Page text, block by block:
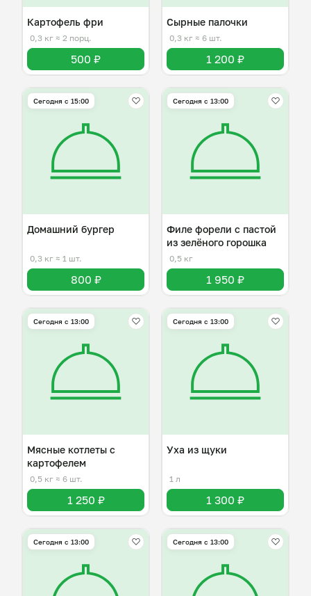
Картофель фри
0,3 кг ≈ 2 порц.
500 ₽
Сырные палочки
0,3 кг ≈ 6 шт.
1 200 ₽
Сегодня с 15:00
Домашний бургер
0,3 кг ≈ 1 шт.
800 ₽
Сегодня с 13:00
Филе форели с пастой
из зелёного горошка
0,5 кг
1 950 ₽
Сегодня с 13:00
Мясные котлеты с
картофелем
0,5 кг ≈ 6 шт.
1 250 ₽
Сегодня с 13:00
Уха из щуки
1 л
1 300 ₽
Сегодня с 13:00 Сегодня с 13:00